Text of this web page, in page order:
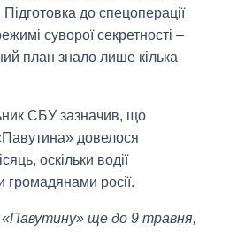
Підготовка до спецоперації
суворої секретності –
план знало лише кілька
СБУ зазначив, що
довелося
оскільки водії
громадянами росії.
ще до 9 травня,